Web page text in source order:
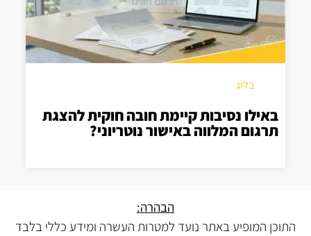
בלוג
באילו נסיבות קיימת חובה חוקית להצגת
תרגום המלווה באישור נוטריוני?
הבהרה:
התוכן המופיע באתר נועד למטרות העשרה ומידע כללי בלבד